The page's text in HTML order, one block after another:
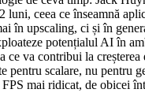
luni, ceea ce înseamnă
în upscaling, ci și în
potențialul AI în
ce va contribui la creșterea
pentru scalare, nu pentru
FPS mai ridicat, de obicei